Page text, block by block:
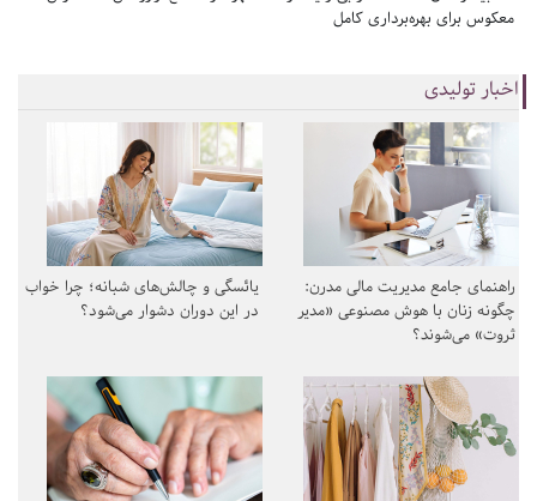
معکوس برای بهره‌برداری کامل
اخبار تولیدی
راهنمای جامع مدیریت مالی مدرن:
چگونه زنان با هوش مصنوعی «مدیر
ثروت» می‌شوند؟
یائسگی و چالش‌های شبانه؛ چرا خواب
در این دوران دشوار می‌شود؟